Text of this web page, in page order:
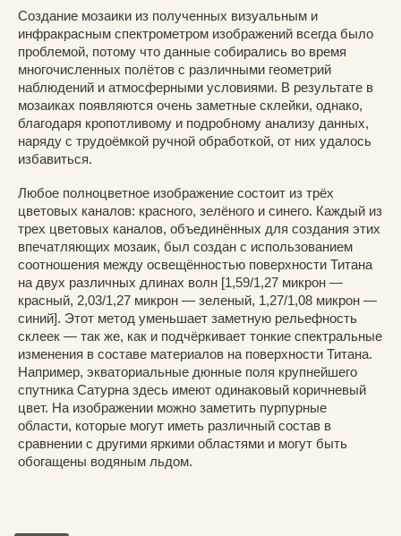
Создание мозаики из полученных визуальным и
инфракрасным спектрометром изображений всегда было
проблемой, потому что данные собирались во время
многочисленных полётов с различными геометрий
наблюдений и атмосферными условиями. В результате в
мозаиках появляются очень заметные склейки, однако,
благодаря кропотливому и подробному анализу данных,
наряду с трудоёмкой ручной обработкой, от них удалось
избавиться.
Любое полноцветное изображение состоит из трёх
цветовых каналов: красного, зелёного и синего. Каждый из
трех цветовых каналов, объединённых для создания этих
впечатляющих мозаик, был создан с использованием
соотношения между освещённостью поверхности Титана
на двух различных длинах волн [1,59/1,27 микрон —
красный, 2,03/1,27 микрон — зеленый, 1,27/1,08 микрон —
синий]. Этот метод уменьшает заметную рельефность
склеек — так же, как и подчёркивает тонкие спектральные
изменения в составе материалов на поверхности Титана.
Например, экваториальные дюнные поля крупнейшего
спутника Сатурна здесь имеют одинаковый коричневый
цвет. На изображении можно заметить пурпурные
области, которые могут иметь различный состав в
сравнении с другими яркими областями и могут быть
обогащены водяным льдом.